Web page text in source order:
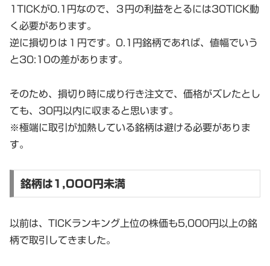
1TICKが0.1円なので、３円の利益をとるには30TICK動
く必要があります。
逆に損切りは１円です。0.1円銘柄であれば、値幅でいう
と30:10の差があります。
そのため、損切り時に成り行き注文で、価格がズレたとし
ても、30円以内に収まると思います。
※極端に取引が加熱している銘柄は避ける必要がありま
す。
銘柄は1,000円未満
以前は、TICKランキング上位の株価も5,000円以上の銘
柄で取引してきました。